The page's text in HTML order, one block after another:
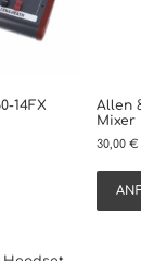
14FX
Allen
Mixer
30,00€